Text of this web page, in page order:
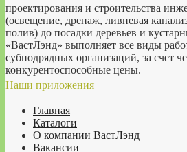
проектирования и строительства
(освещение, дренаж, ливневая
полив) до посадки деревьев и
«ВастЛэнд» выполняет все виды
субподрядных организаций, за счет
конкурентоспособные цены.
Наши приложения
Главная
Каталоги
О компании ВастЛэнд
Вакансии